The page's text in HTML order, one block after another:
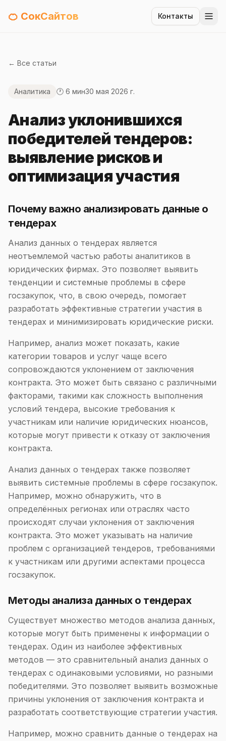
🍊 СокСайтов Контакты
← Все статьи
Аналитика 🕐 6 мин30 мая 2026 г.
Анализ уклонившихся
победителей тендеров:
выявление рисков и
оптимизация участия
Почему важно анализировать данные о
тендерах
Анализ данных о тендерах является
неотъемлемой частью работы аналитиков в
юридических фирмах. Это позволяет выявить
тенденции и системные проблемы в сфере
госзакупок, что, в свою очередь, помогает
разработать эффективные стратегии участия в
тендерах и минимизировать юридические риски.
Например, анализ может показать, какие
категории товаров и услуг чаще всего
сопровождаются уклонением от заключения
контракта. Это может быть связано с различными
факторами, такими как сложность выполнения
условий тендера, высокие требования к
участникам или наличие юридических нюансов,
которые могут привести к отказу от заключения
контракта.
Анализ данных о тендерах также позволяет
выявить системные проблемы в сфере госзакупок.
Например, можно обнаружить, что в
определённых регионах или отраслях часто
происходят случаи уклонения от заключения
контракта. Это может указывать на наличие
проблем с организацией тендеров, требованиями
к участникам или другими аспектами процесса
госзакупок.
Методы анализа данных о тендерах
Существует множество методов анализа данных,
которые могут быть применены к информации о
тендерах. Один из наиболее эффективных
методов — это сравнительный анализ данных о
тендерах с одинаковыми условиями, но разными
победителями. Это позволяет выявить возможные
причины уклонения от заключения контракта и
разработать соответствующие стратегии участия.
Например, можно сравнить данные о тендерах на